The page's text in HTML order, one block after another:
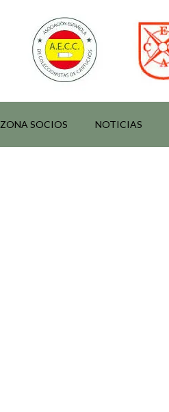
ZONA SOCIOS NOTICIAS